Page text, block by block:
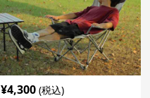
¥4,300 (税込)